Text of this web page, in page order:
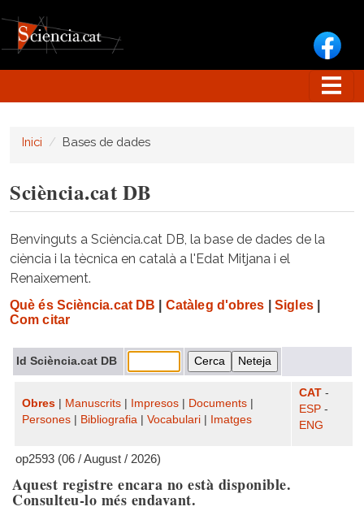
Inici Bases de dades
Sciència.cat DB
Benvinguts a Sciència.cat DB, la base de dades de la
ciència i la tècnica en català a l'Edat Mitjana i el
Renaixement.
Què és Sciència.cat DB Catàleg d'obres Sigles|
Com citar
Id Sciència.cat DB
Obres Manuscrits Impresos Documents
Persones
Bibliografia Vocabulari Imatges
CAT -
ESP -
ENG
op2593 (06 / August / 2026)
Aquest registre encara no està disponible.
Consulteu-lo més endavant.